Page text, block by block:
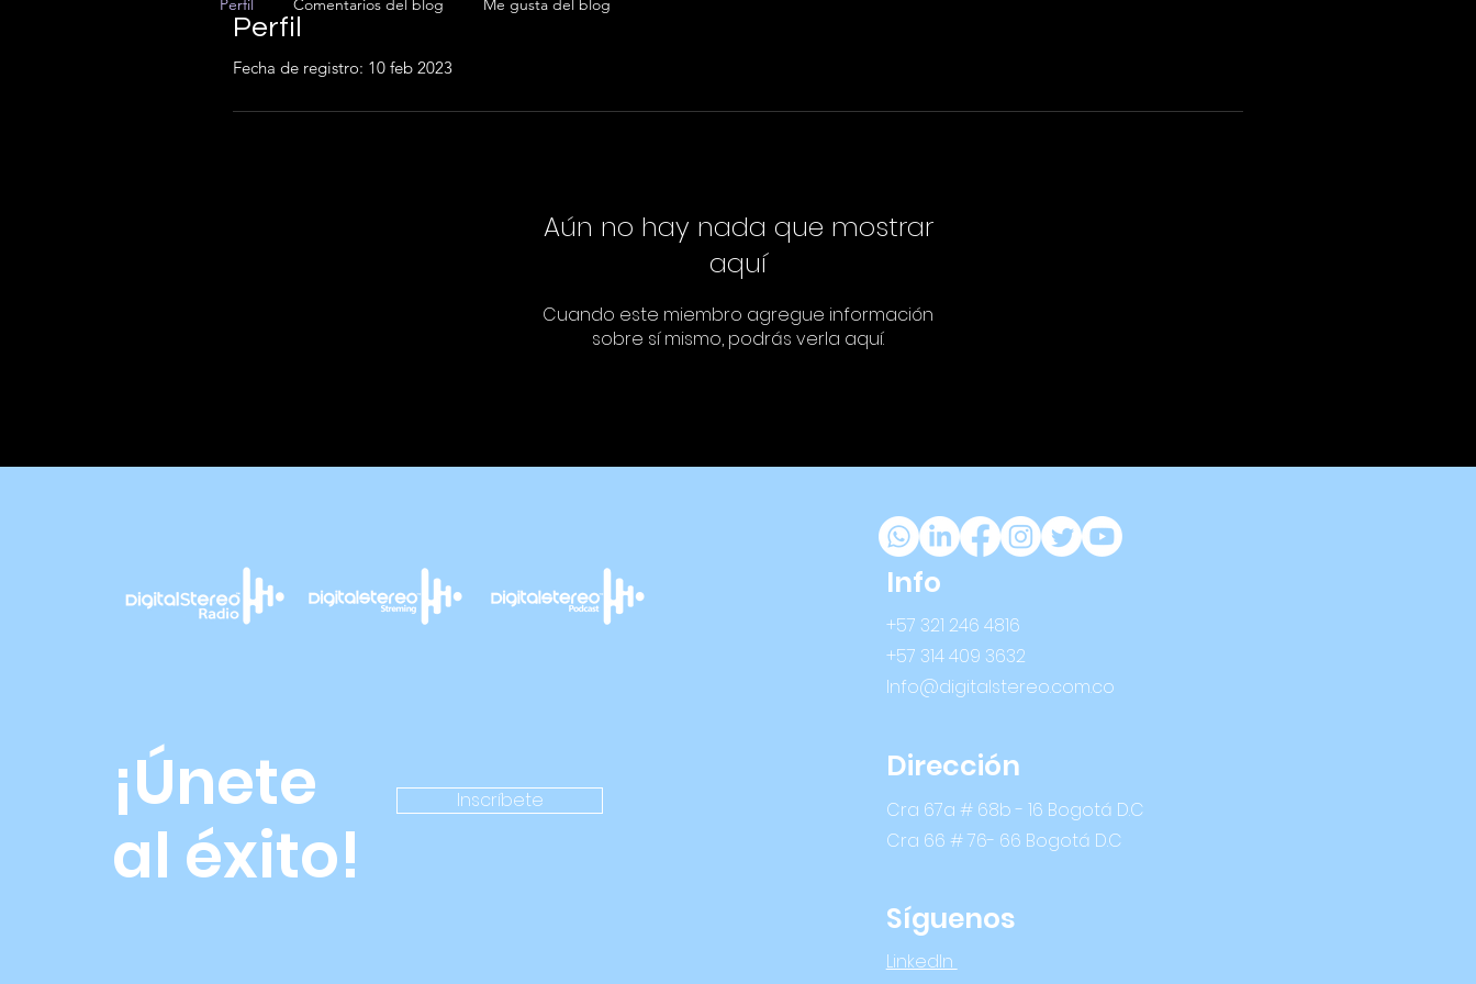
Perfil
Fecha de registro: 10 feb 2023
Aún no hay nada que mostrar
aquí
Cuando este miembro agregue información
sobre sí mismo, podrás verla aquí.
Perfil Comentarios del blog Me gusta del blog
¡Únete
al éxito!
Inscríbete
Info
+57 321 246 4816
+57 314 409 3632
Info@digitalstereo.com.co
Dirección
Cra 67a # 68b - 16 Bogotá D.C
Cra 66 # 76- 66 Bogotá D.C
Síguenos
LinkedIn